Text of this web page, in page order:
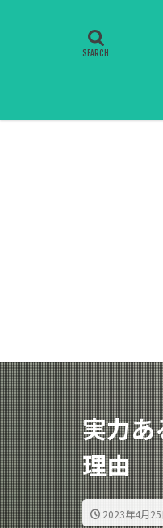
実力
理由
2023年4月25